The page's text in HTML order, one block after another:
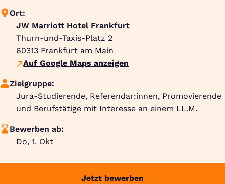
Ort:
JW Marriott Hotel Frankfurt
Thurn-und-Taxis-Platz 2
60313 Frankfurt am Main
Auf Google Maps anzeigen
Zielgruppe:
Jura-Studierende, Referendar:innen, Promovierende
und Berufstätige mit Interesse an einem LL.M.
Bewerben ab:
Do, 1. Okt
Jetzt bewerben